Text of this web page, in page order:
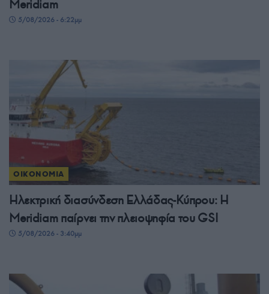
Meridiam
5/08/2026 - 6:22μμ
ΟΙΚΟΝΟΜΙΑ
Ηλεκτρική διασύνδεση Ελλάδας-Κύπρου: Η
Meridiam παίρνει την πλειοψηφία του GSI
5/08/2026 - 3:40μμ